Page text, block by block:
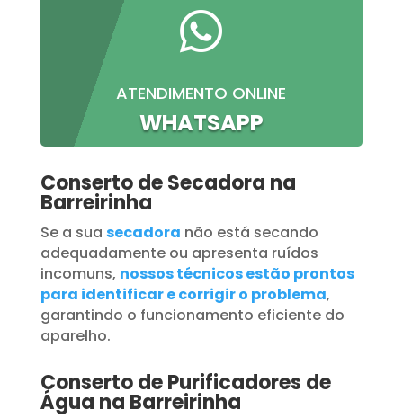

ATENDIMENTO ONLINE
WHATSAPP
Conserto de Secadora na
Barreirinha
Se a sua secadora não está secando
adequadamente ou apresenta ruídos
incomuns, nossos técnicos estão prontos
para identificar e corrigir o problema,
garantindo o funcionamento eficiente do
aparelho.
Conserto de Purificadores de
Água na Barreirinha